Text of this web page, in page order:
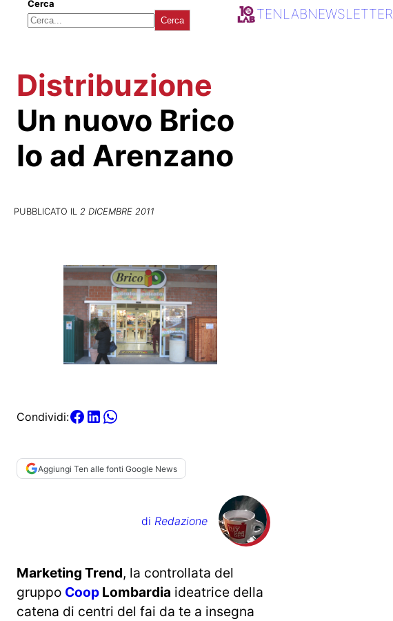
Cerca
Cerca TENLABNEWSLETTER
Distribuzione
Un nuovo Brico
Io ad Arenzano
PUBBLICATO IL 2 DICEMBRE 2011
Condividi:
Aggiungi Ten alle fonti Google News
di Redazione
Marketing Trend, la controllata del
gruppo Coop Lombardia ideatrice della
catena di centri del fai da te a insegna